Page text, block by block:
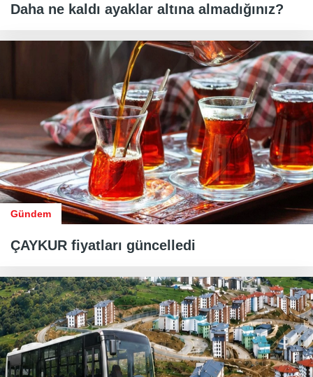
Daha ne kaldı ayaklar altına almadığınız?
Gündem
ÇAYKUR fiyatları güncelledi